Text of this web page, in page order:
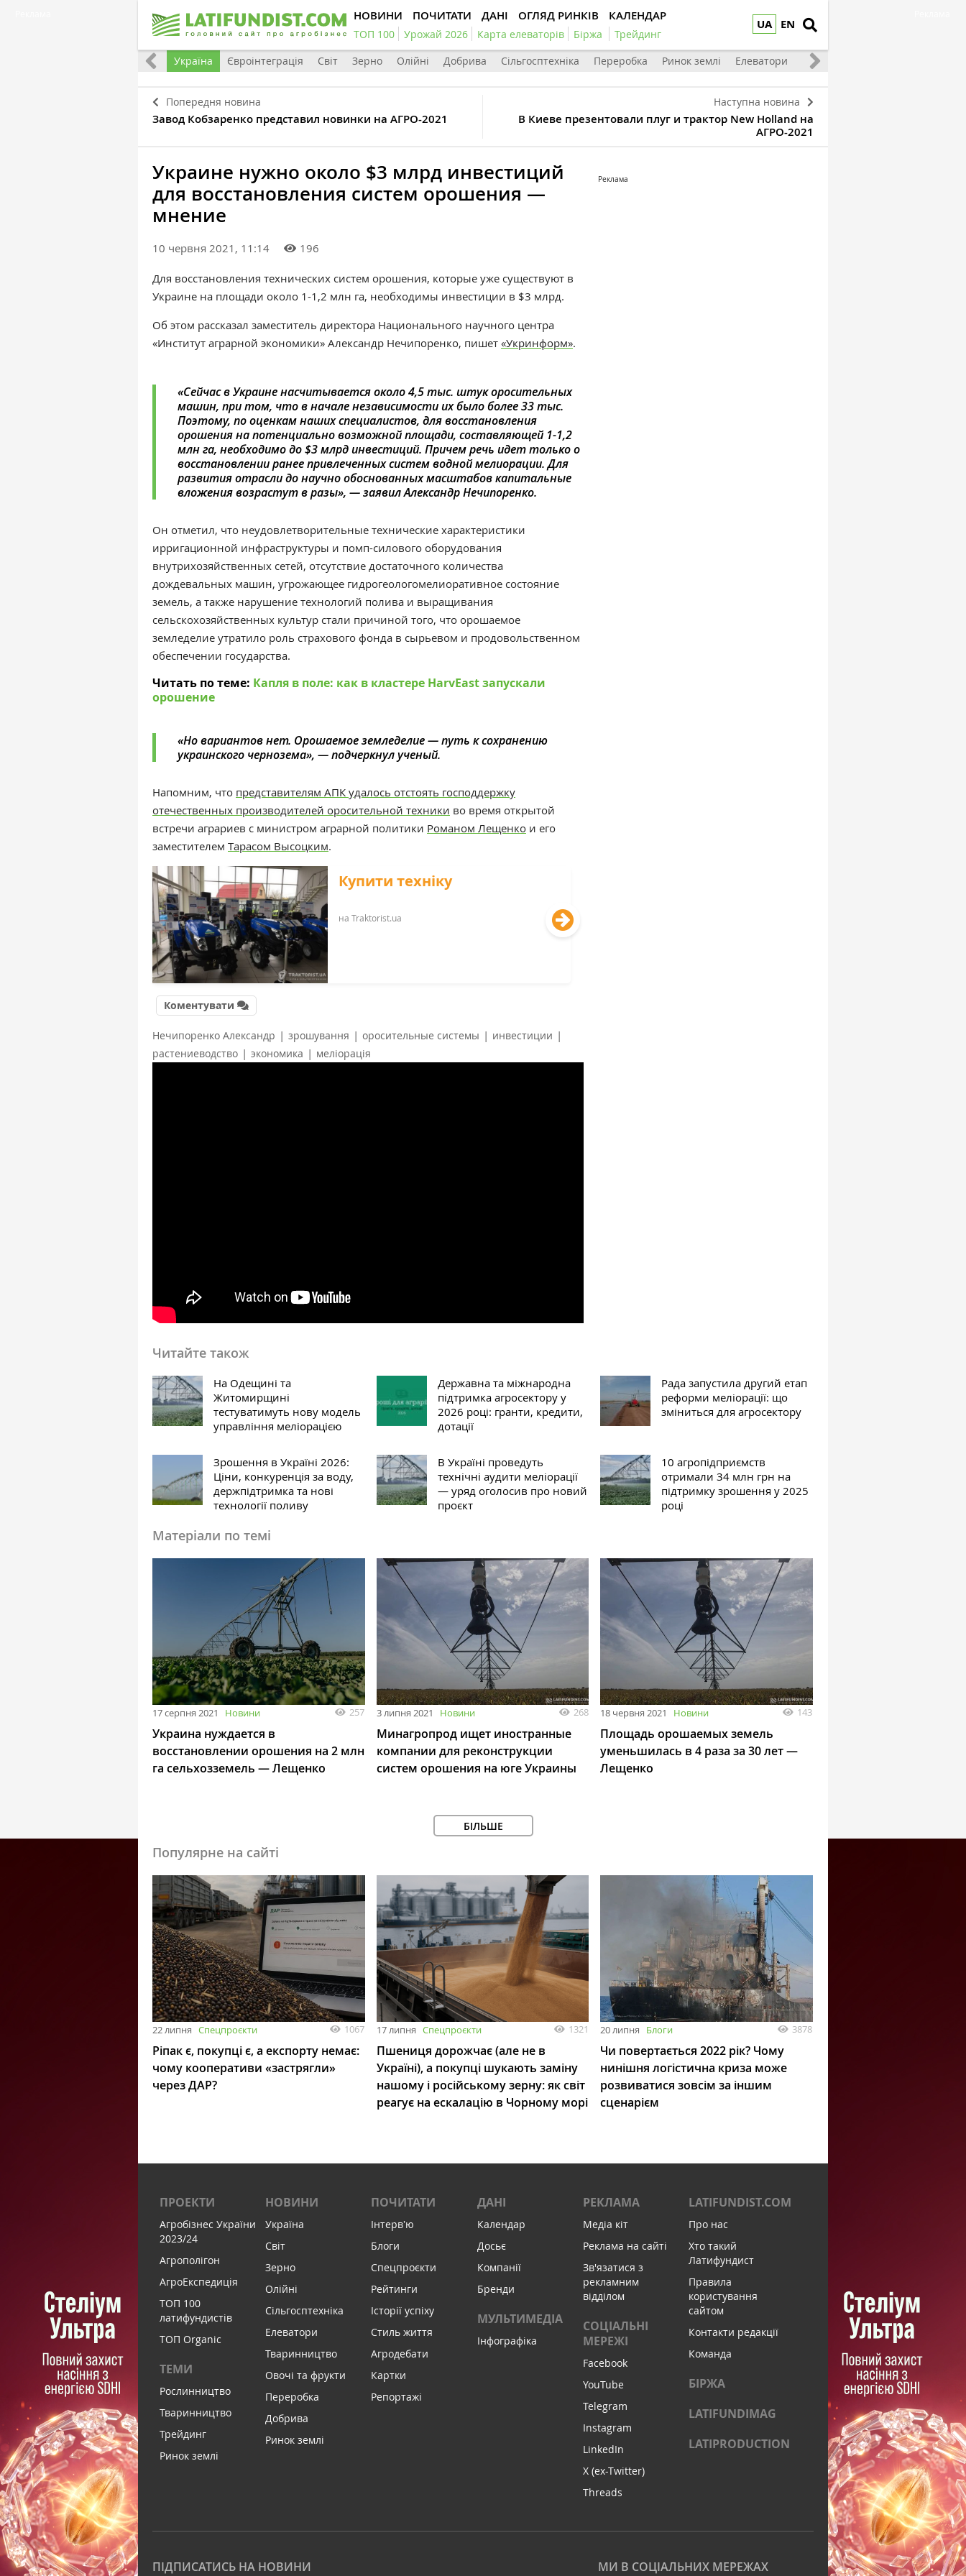
UA EN
НОВИНИ ПОЧИТАТИ ДАНІ ОГЛЯД РИНКІВ КАЛЕНДАР
ТОП 100 Урожай 2026 Карта елеваторів Біржа Трейдинг
Все Україна Євроінтеграція Світ Зерно Олійні Добрива Сільгосптехніка Переробка Ринок землі Елеватори Тваринництво
Попередня новина
Завод Кобзаренко представил новинки на АГРО-2021
Наступна новина
В Киеве презентовали плуг и трактор New Holland на
АГРО-2021
Украине нужно около $3 млрд инвестиций
для восстановления систем орошения —
мнение
10 червня 2021, 11:14 196
Для восстановления технических систем орошения, которые уже существуют в
Украине на площади около 1-1,2 млн га, необходимы инвестиции в $3 млрд.
Об этом рассказал заместитель директора Национального научного центра
«Институт аграрной экономики» Александр Нечипоренко, пишет «Укринформ».
«Сейчас в Украине насчитывается около 4,5 тыс. штук оросительных
машин, при том, что в начале независимости их было более 33 тыс.
Поэтому, по оценкам наших специалистов, для восстановления
орошения на потенциально возможной площади, составляющей 1-1,2
млн га, необходимо до $3 млрд инвестиций. Причем речь идет только о
восстановлении ранее привлеченных систем водной мелиорации. Для
развития отрасли до научно обоснованных масштабов капитальные
вложения возрастут в разы», — заявил Александр Нечипоренко.
Он отметил, что неудовлетворительные технические характеристики
ирригационной инфраструктуры и помп-силового оборудования
внутрихозяйственных сетей, отсутствие достаточного количества
дождевальных машин, угрожающее гидрогеологомелиоративное состояние
земель, а также нарушение технологий полива и выращивания
сельскохозяйственных культур стали причиной того, что орошаемое
земледелие утратило роль страхового фонда в сырьевом и продовольственном
обеспечении государства.
Читать по теме: Капля в поле: как в кластере HarvEast запускали
орошение
«Но вариантов нет. Орошаемое земледелие — путь к сохранению
украинского чернозема», — подчеркнул ученый.
Напомним, что представителям АПК удалось отстоять господдержку
отечественных производителей оросительной техники во время открытой
встречи аграриев с министром аграрной политики Романом Лещенко и его
заместителем Тарасом Высоцким.
Купити техніку
на Traktorist.ua
Коментувати
Нечипоренко Александр | зрошування | оросительные системы | инвестиции |
растениеводство | экономика | меліорація
Реклама
Читайте також
На Одещині та
Житомирщині
тестуватимуть нову модель
управління меліорацією
Державна та міжнародна
підтримка агросектору у
2026 році: гранти, кредити,
дотації
Рада запустила другий етап
реформи меліорації: що
зміниться для агросектору
Зрошення в Україні 2026:
Ціни, конкуренція за воду,
держпідтримка та нові
технології поливу
В Україні проведуть
технічні аудити меліорації
— уряд оголосив про новий
проєкт
10 агропідприємств
отримали 34 млн грн на
підтримку зрошення у 2025
році
Матеріали по темі
17 серпня 2021 Новини 257
Украина нуждается в
восстановлении орошения на 2 млн
га сельхозземель — Лещенко
3 липня 2021 Новини 268
Минагропрод ищет иностранные
компании для реконструкции
систем орошения на юге Украины
18 червня 2021 Новини 143
Площадь орошаемых земель
уменьшилась в 4 раза за 30 лет —
Лещенко
БІЛЬШЕ
Популярне на сайті
22 липня Спецпроєкти 1067
Ріпак є, покупці є, а експорту немає:
чому кооперативи «застрягли»
через ДАР?
17 липня Спецпроєкти 1321
Пшениця дорожчає (але не в
Україні), а покупці шукають заміну
нашому і російському зерну: як світ
реагує на ескалацію в Чорному морі
20 липня Блоги 3878
Чи повертається 2022 рік? Чому
нинішня логістична криза може
розвиватися зовсім за іншим
сценарієм
ПРОЕКТИ
Агробізнес України
2023/24
Агрополігон
АгроЕкспедиція
ТОП 100
латифундистів
ТОП Organic
ТЕМИ
Рослинництво
Тваринництво
Трейдинг
Ринок землі
НОВИНИ
Україна
Світ
Зерно
Олійні
Сільгосптехніка
Елеватори
Тваринництво
Овочі та фрукти
Переробка
Добрива
Ринок землі
ПОЧИТАТИ
Інтервʼю
Блоги
Спецпроєкти
Рейтинги
Історії успіху
Стиль життя
Агродебати
Картки
Репортажі
ДАНІ
Календар
Досьє
Компанії
Бренди
МУЛЬТИМЕДІА
Інфографіка
РЕКЛАМА
Медіа кіт
Реклама на сайті
Зв'язатися з
рекламним
відділом
СОЦІАЛЬНІ
МЕРЕЖІ
Facebook
YouTube
Telegram
Instagram
LinkedIn
X (ex-Twitter)
Threads
LATIFUNDIST.COM
Про нас
Хто такий
Латифундист
Правила
користування
сайтом
Контакти редакції
Команда
БІРЖА
LATIFUNDIMAG
LATIPRODUCTION
ПІДПИСАТИСЬ НА НОВИНИ МИ В СОЦІАЛЬНИХ МЕРЕЖАХ